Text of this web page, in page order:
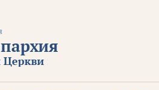
Церкви